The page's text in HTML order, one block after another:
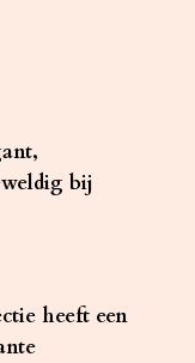
bij
heeft een